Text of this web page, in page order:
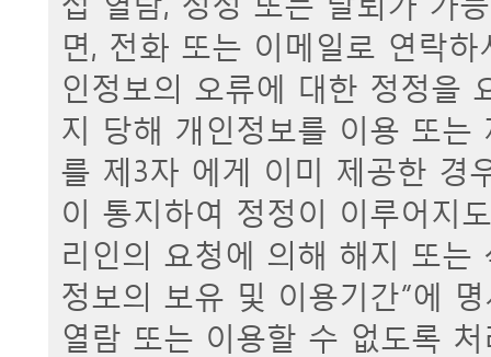
면, 전화 또는 이메일로 연락
인정보의 오류에 대한 정정을
지 당해 개인정보를 이용 또는
를 제3자 에게 이미 제공한 경
이 통지하여 정정이 이루어지
리인의 요청에 의해 해지 또
정보의 보유 및 이용기간”에
열람 또는 이용할 수 없도록